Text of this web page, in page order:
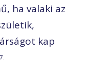
ha valaki az
kap